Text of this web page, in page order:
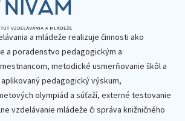
a mládeže realizuje činnosti ako
a poradenstvo pedagogickým a
metodické usmerňovanie škôl a
pedagogický výskum,
olympiád a súťaží, externé testovanie
vzdelávanie mládeže či správa knižničného